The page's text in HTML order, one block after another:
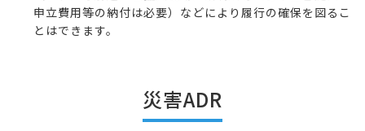
申立費用等の納付は必要）などにより履行の確保を図るこ
とはできます。
災害ADR